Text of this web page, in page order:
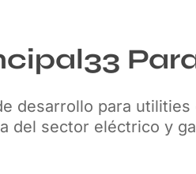
desarrollo para
del sector eléctrico y